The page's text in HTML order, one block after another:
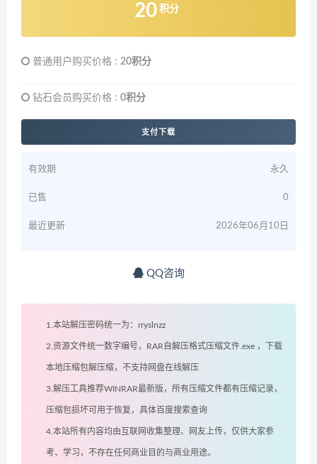
20 积分
普通用户购买价格 : 20积分
钻石会员购买价格 : 0积分
支付下载
有效期 永久
已售 0
最近更新 2026年06月10日
QQ咨询
1.本站解压密码统一为：rryslnzz
2.资源文件统一数字编号，RAR自解压格式压缩文件.exe ，下载
本地压缩包解压缩，不支持网盘在线解压
3.解压工具推荐WINRAR最新版，所有压缩文件都有压缩记录，
压缩包损坏可用于恢复，具体百度搜索查询
4.本站所有内容均由互联网收集整理、网友上传，仅供大家参
考、学习，不存在任何商业目的与商业用途。